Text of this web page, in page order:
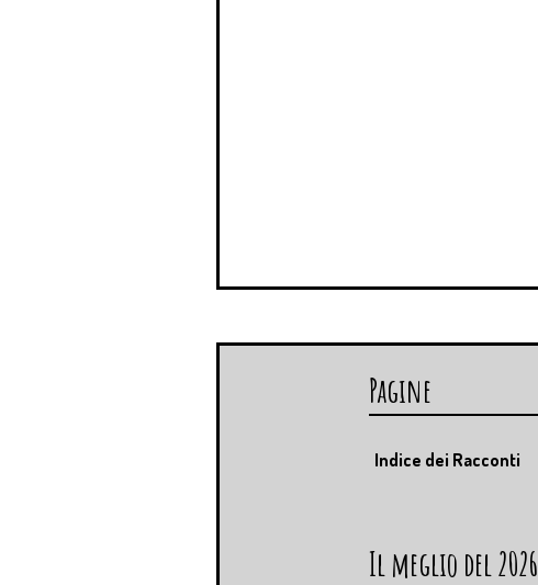
Pagine
Indice dei Racconti
Il meglio del 2026